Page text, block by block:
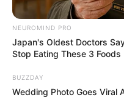
NEUROMIND PRO
Japan's Oldest Doctors
Stop Eating These 3 Foods
BUZZDAY
Wedding Photo Goes Viral